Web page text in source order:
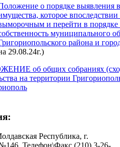
о порядке выявления
которое
и перейти в порядке
муниципального
района и
29.08.24г.)
об общих собраниях
на территории
Республика, г.